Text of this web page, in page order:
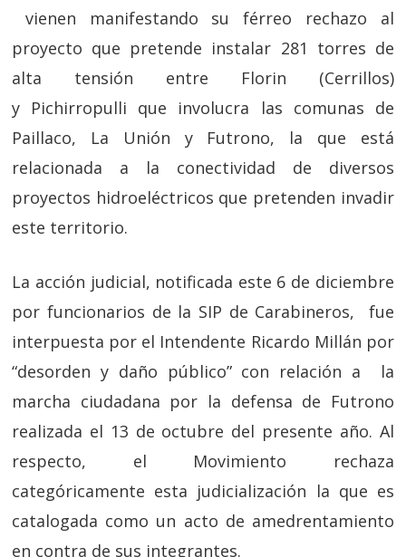
vienen manifestando su férreo rechazo al
proyecto que pretende instalar 281 torres de
alta tensión entre Florin (Cerrillos)
y Pichirropulli que involucra las comunas de
Paillaco, La Unión y Futrono, la que está
relacionada a la conectividad de diversos
proyectos hidroeléctricos que pretenden invadir
este territorio.
La acción judicial, notificada este 6 de diciembre
por funcionarios de la SIP de Carabineros, fue
interpuesta por el Intendente Ricardo Millán por
“desorden y daño público” con relación a la
marcha ciudadana por la defensa de Futrono
realizada el 13 de octubre del presente año. Al
respecto, el Movimiento rechaza
categóricamente esta judicialización la que es
catalogada como un acto de amedrentamiento
en contra de sus integrantes.